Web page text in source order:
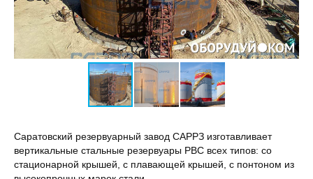
Саратовский резервуарный завод САРРЗ изготавливает
вертикальные стальные резервуары РВС всех типов: со
стационарной крышей, с плавающей крышей, с понтоном из